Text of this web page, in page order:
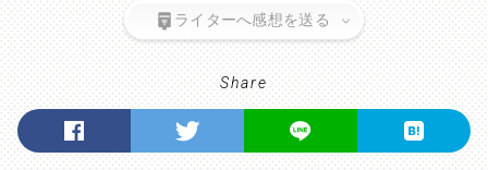
ライターへ感想を送る
Share